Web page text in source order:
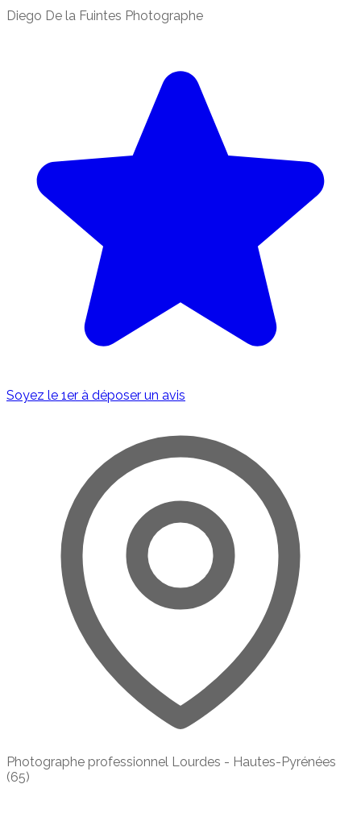
Diego De la Fuintes Photographe
Soyez le 1er à déposer un avis
Photographe professionnel Lourdes - Hautes-Pyrénées
(65)